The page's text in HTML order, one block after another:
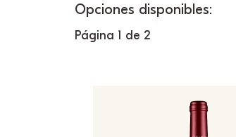
Opciones disponibles:
Página 1 de 2